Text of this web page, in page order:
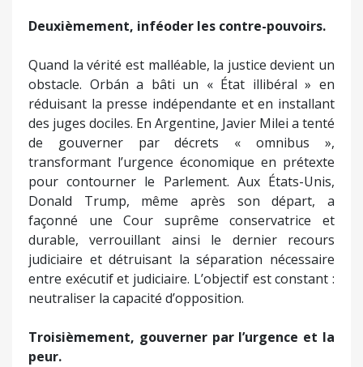
Deuxièmement, inféoder les contre-pouvoirs.
Quand la vérité est malléable, la justice devient un
obstacle. Orbán a bâti un « État illibéral » en
réduisant la presse indépendante et en installant
des juges dociles. En Argentine, Javier Milei a tenté
de gouverner par décrets « omnibus »,
transformant l’urgence économique en prétexte
pour contourner le Parlement. Aux États-Unis,
Donald Trump, même après son départ, a
façonné une Cour suprême conservatrice et
durable, verrouillant ainsi le dernier recours
judiciaire et détruisant la séparation nécessaire
entre exécutif et judiciaire. L’objectif est constant :
neutraliser la capacité d’opposition.
Troisièmement, gouverner par l’urgence et la
peur.